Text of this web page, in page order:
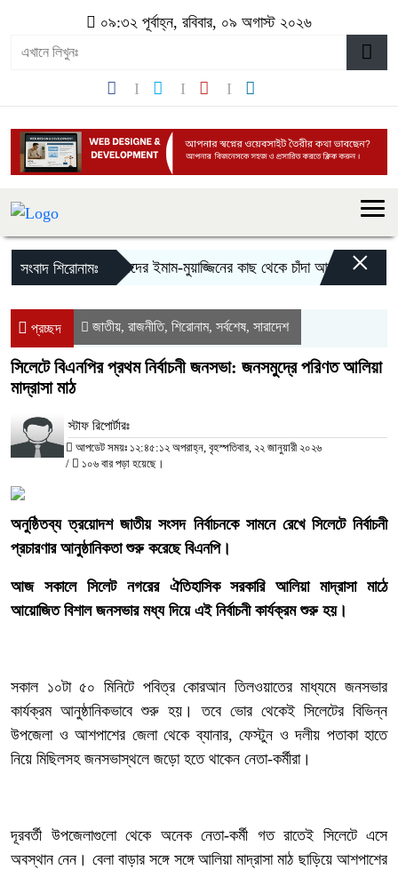
০৯:৩২ পূর্বাহ্ন, রবিবার, ০৯ অগাস্ট ২০২৬
সংবাদ শিরোনামঃমসজিদের ইমাম-মুয়াজ্জিনের কাছ থেকে চাঁদা আদায়, বিএনপির দুই
×
প্রচ্ছদ জাতীয়, রাজনীতি, শিরোনাম, সর্বশেষ, সারাদেশ
‎সিলেটে বিএনপির প্রথম নির্বাচনী জনসভা: জনসমুদ্রে পরিণত আলিয়া
মাদ্রাসা মাঠ
স্টাফ রিপোর্টারঃ
আপডেট সময়ঃ ১২:৪৫:১২ অপরাহ্ন, বৃহস্পতিবার, ২২ জানুয়ারী ২০২৬
/
১০৬ বার পড়া হয়েছে।
‎অনুষ্ঠিতব্য ত্রয়োদশ জাতীয় সংসদ নির্বাচনকে সামনে রেখে সিলেটে নির্বাচনী
প্রচারণার আনুষ্ঠানিকতা শুরু করেছে বিএনপি।
‎আজ সকালে সিলেট নগরের ঐতিহাসিক সরকারি আলিয়া মাদ্রাসা মাঠে
আয়োজিত বিশাল জনসভার মধ্য দিয়ে এই নির্বাচনী কার্যক্রম শুরু হয়।
‎সকাল ১০টা ৫০ মিনিটে পবিত্র কোরআন তিলওয়াতের মাধ্যমে জনসভার
কার্যক্রম আনুষ্ঠানিকভাবে শুরু হয়। তবে ভোর থেকেই সিলেটের বিভিন্ন
উপজেলা ও আশপাশের জেলা থেকে ব্যানার, ফেস্টুন ও দলীয় পতাকা হাতে
নিয়ে মিছিলসহ জনসভাস্থলে জড়ো হতে থাকেন নেতা-কর্মীরা।
‎দূরবর্তী উপজেলাগুলো থেকে অনেক নেতা-কর্মী গত রাতেই সিলেটে এসে
অবস্থান নেন। বেলা বাড়ার সঙ্গে সঙ্গে আলিয়া মাদ্রাসা মাঠ ছাড়িয়ে আশপাশের